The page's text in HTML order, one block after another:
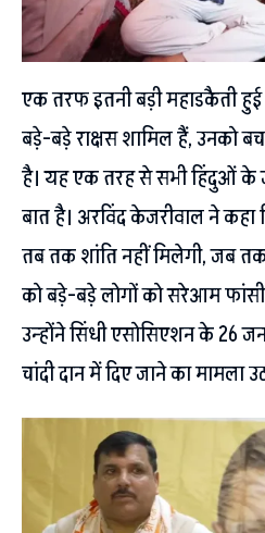
एक तरफ इतनी बड़ी महाडकैती
बड़े-बड़े राक्षस शामिल हैं, उनको
है। यह एक तरह से सभी हिंदुओं के
बात है। अरविंद केजरीवाल ने कहा
तब तक शांति नहीं मिलेगी, जब
को बड़े-बड़े लोगों को सरेआम फांसी
उन्होंने सिंधी एसोसिएशन के 26
चांदी दान में दिए जाने का मामला